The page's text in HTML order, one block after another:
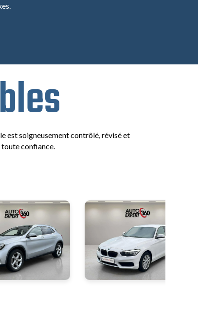
est soigneusement contrôlé, révisé et
confiance.